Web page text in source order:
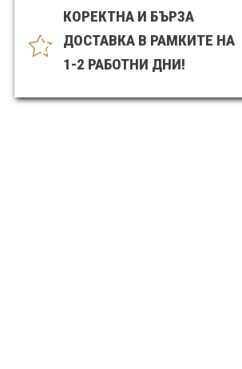
КОРЕКТНА И БЪРЗА
ДОСТАВКА В РАМКИТЕ НА
1-2 РАБОТНИ ДНИ!